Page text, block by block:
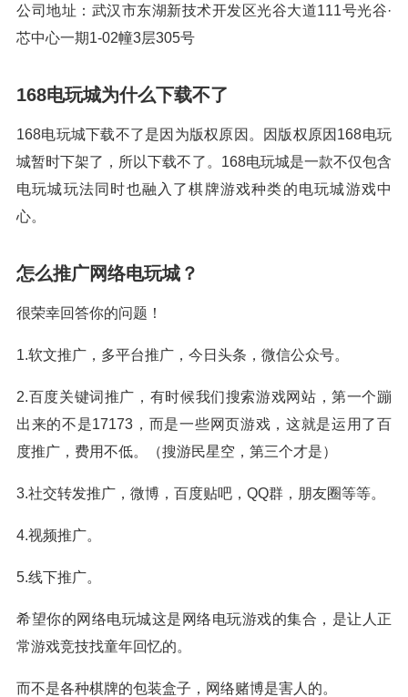
公司地址：武汉市东湖新技术开发区光谷大道111号光谷·
芯中心一期1-02幢3层305号
168电玩城为什么下载不了
168电玩城下载不了是因为版权原因。因版权原因168电玩
城暂时下架了，所以下载不了。168电玩城是一款不仅包含
电玩城玩法同时也融入了棋牌游戏种类的电玩城游戏中
心。
怎么推广网络电玩城？
很荣幸回答你的问题！
1.软文推广，多平台推广，今日头条，微信公众号。
2.百度关键词推广，有时候我们搜索游戏网站，第一个蹦
出来的不是17173，而是一些网页游戏，这就是运用了百
度推广，费用不低。（搜游民星空，第三个才是）
3.社交转发推广，微博，百度贴吧，QQ群，朋友圈等等。
4.视频推广。
5.线下推广。
希望你的网络电玩城这是网络电玩游戏的集合，是让人正
常游戏竞技找童年回忆的。
而不是各种棋牌的包装盒子，网络赌博是害人的。